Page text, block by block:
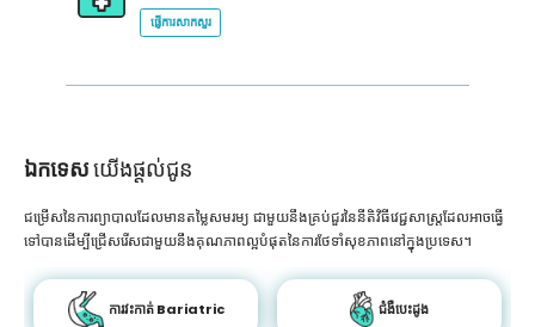
ផ្ញើការសាកសួរ
ឯកទេសយើងផ្តល់ជូន
ជម្រើសនៃការព្យាបាលដែលមានតម្លៃសមរម្យ ជាមួយនឹងគ្រប់ជួរនៃនីតិវិធីវេជ្ជសាស្រ្តដែលអាចធ្វើ
ទៅបានដើម្បីជ្រើសរើសជាមួយនឹងគុណភាពល្អបំផុតនៃការថែទាំសុខភាពនៅក្នុងប្រទេស។
ការវះកាត់ Bariatric ជំងឺបេះដូង